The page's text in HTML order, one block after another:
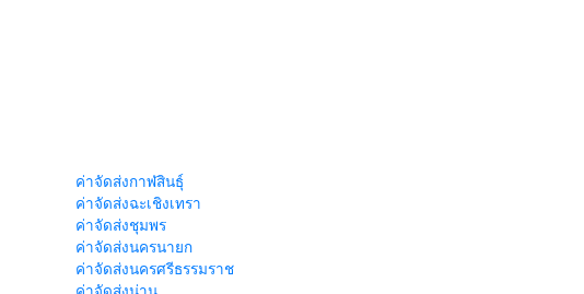
ค่าจัดส่งกาฬสินธุ์
ค่าจัดส่งฉะเชิงเทรา
ค่าจัดส่งชุมพร
ค่าจัดส่งนครนายก
ค่าจัดส่งนครศรีธรรมราช